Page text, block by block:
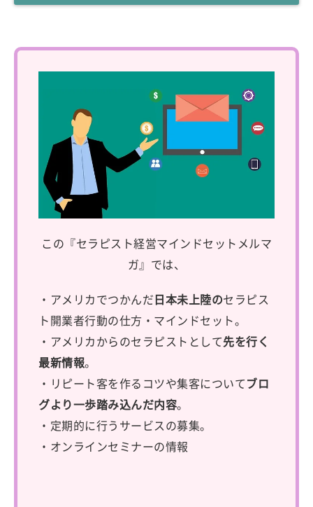
この『セラピスト経営マインドセットメルマ
ガ』では、
・アメリカでつかんだ日本未上陸のセラピス
ト開業者行動の仕方・マインドセット。
・アメリカからのセラピストとして先を行く
最新情報。
・リピート客を作るコツや集客についてブロ
グより一歩踏み込んだ内容。
・定期的に行うサービスの募集。
・オンラインセミナーの情報